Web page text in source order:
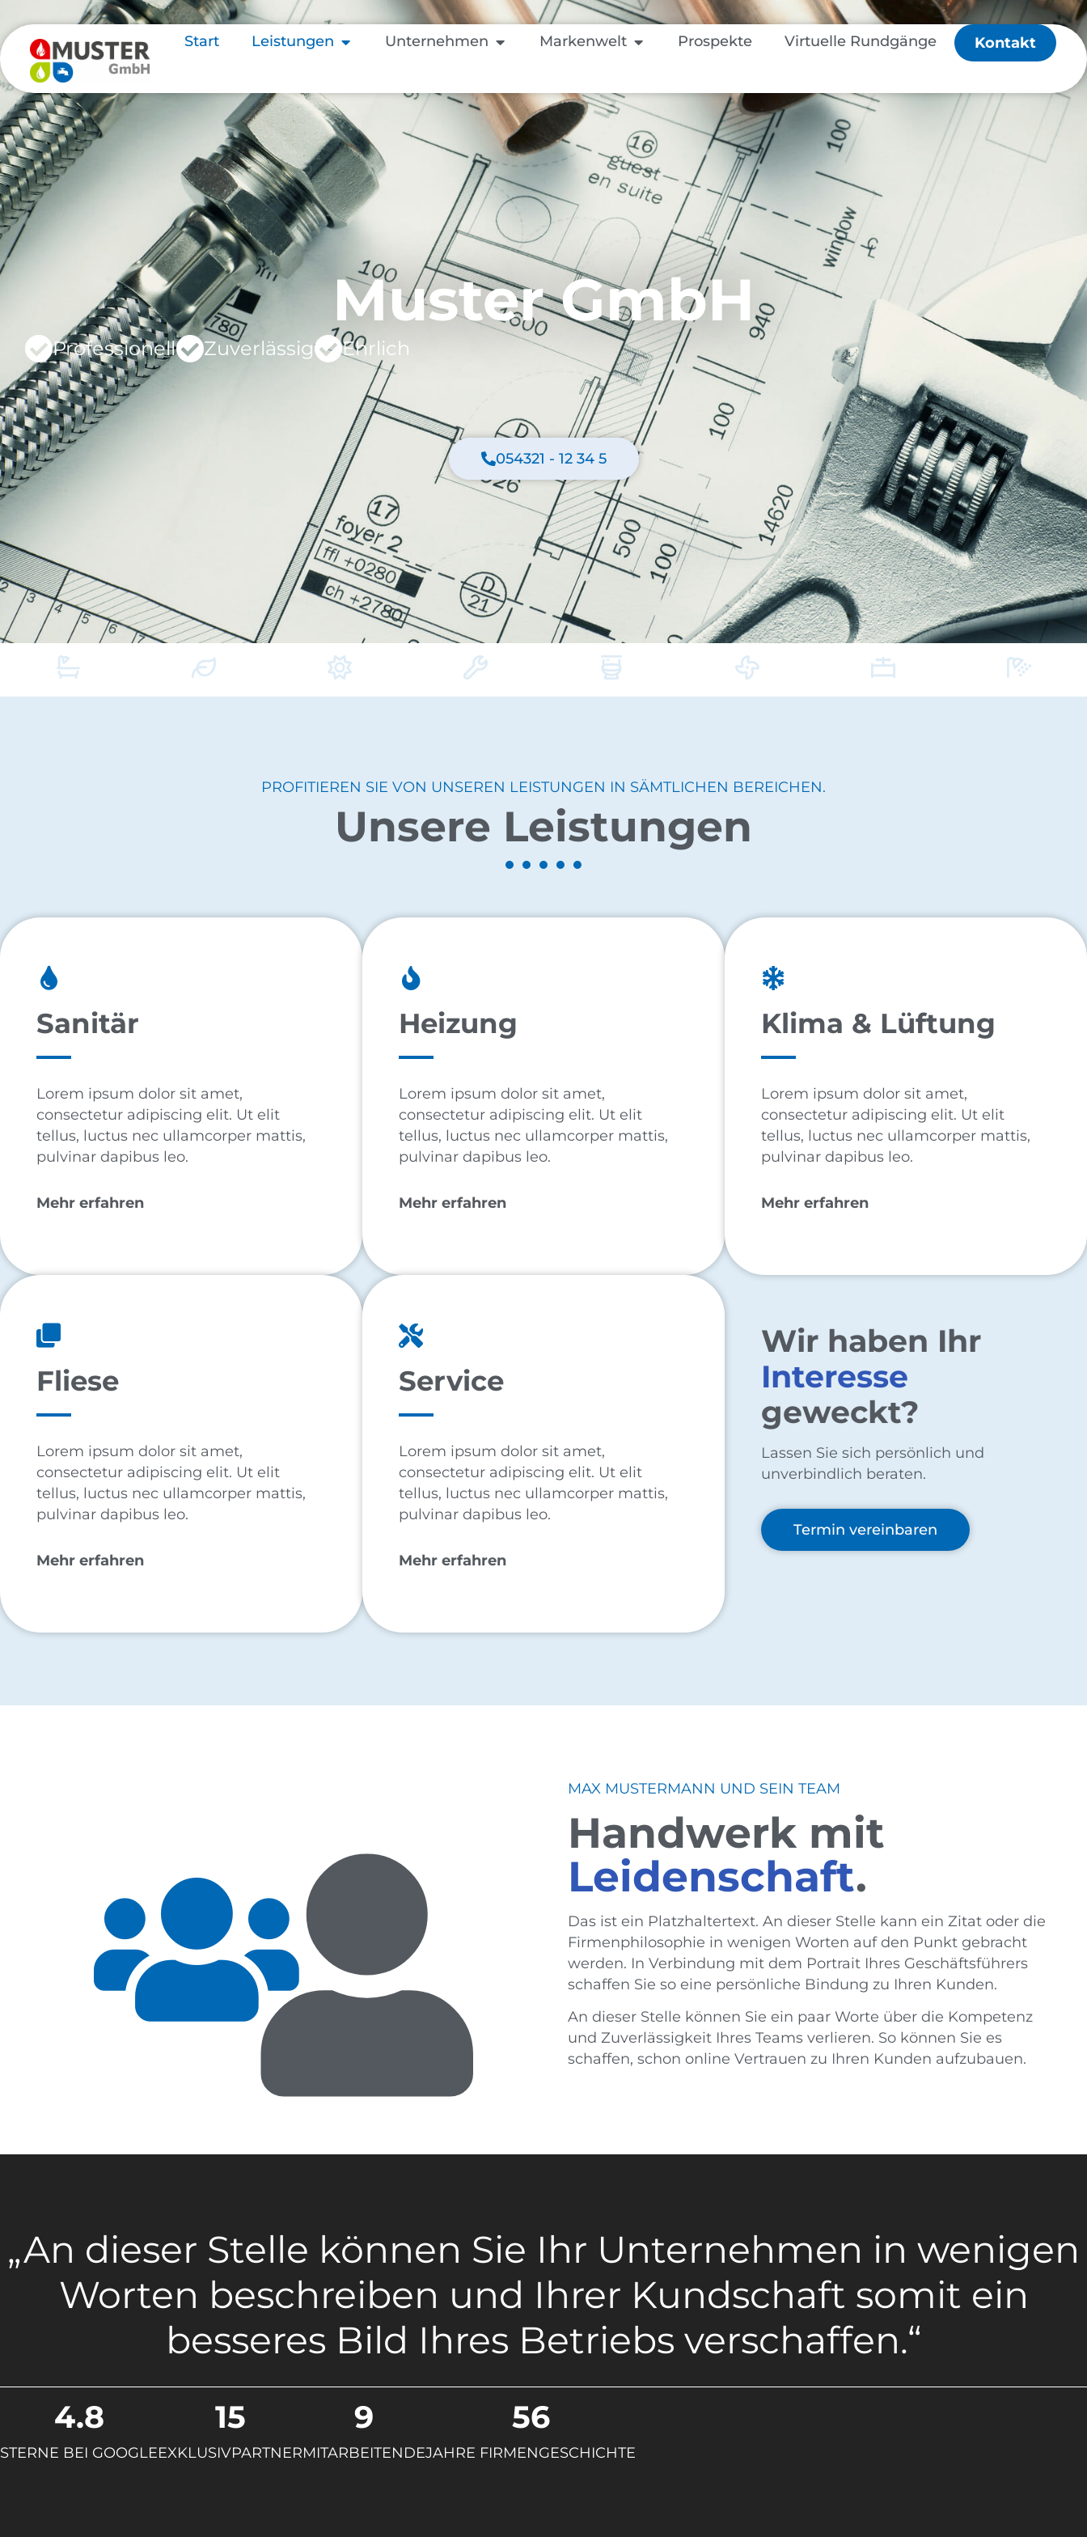
Start Leistungen Unternehmen Markenwelt Prospekte Virtuelle Rundgänge Kontakt
Muster GmbH
Professionell Zuverlässig Ehrlich
054321 - 12 34 5
PROFITIEREN SIE VON UNSEREN LEISTUNGEN IN SÄMTLICHEN BEREICHEN.
Unsere Leistungen
Sanitär
Lorem ipsum dolor sit amet,
consectetur adipiscing elit. Ut elit
tellus, luctus nec ullamcorper mattis,
pulvinar dapibus leo.
Mehr erfahren
Heizung
Lorem ipsum dolor sit amet,
consectetur adipiscing elit. Ut elit
tellus, luctus nec ullamcorper mattis,
pulvinar dapibus leo.
Mehr erfahren
Klima & Lüftung
Lorem ipsum dolor sit amet,
consectetur adipiscing elit. Ut elit
tellus, luctus nec ullamcorper mattis,
pulvinar dapibus leo.
Mehr erfahren
Fliese
Lorem ipsum dolor sit amet,
consectetur adipiscing elit. Ut elit
tellus, luctus nec ullamcorper mattis,
pulvinar dapibus leo.
Mehr erfahren
Service
Lorem ipsum dolor sit amet,
consectetur adipiscing elit. Ut elit
tellus, luctus nec ullamcorper mattis,
pulvinar dapibus leo.
Mehr erfahren
Wir haben Ihr
Interesse
geweckt?
Lassen Sie sich persönlich und
unverbindlich beraten.
Termin vereinbaren
MAX MUSTERMANN UND SEIN TEAM
Handwerk mit
Leidenschaft.
Das ist ein Platzhaltertext. An dieser Stelle kann ein Zitat oder die
Firmenphilosophie in wenigen Worten auf den Punkt gebracht
werden. In Verbindung mit dem Portrait Ihres Geschäftsführers
schaffen Sie so eine persönliche Bindung zu Ihren Kunden.
An dieser Stelle können Sie ein paar Worte über die Kompetenz
und Zuverlässigkeit Ihres Teams verlieren. So können Sie es
schaffen, schon online Vertrauen zu Ihren Kunden aufzubauen.
„An dieser Stelle können Sie Ihr Unternehmen in wenigen
Worten beschreiben und Ihrer Kundschaft somit ein
besseres Bild Ihres Betriebs verschaffen.“
STERNE BEI GOOGLE
4.8
EXKLUSIVPARTNER
15
MITARBEITENDE
9
JAHRE FIRMENGESCHICHTE
56